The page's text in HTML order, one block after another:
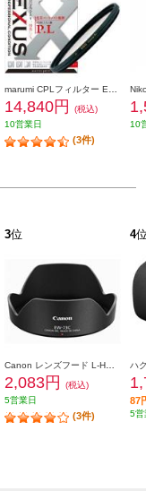
14,840円
(税込)
10営業日
(3件)
10
3位
2,083円
(税込)
5営業日
(3件)
4
87
5営